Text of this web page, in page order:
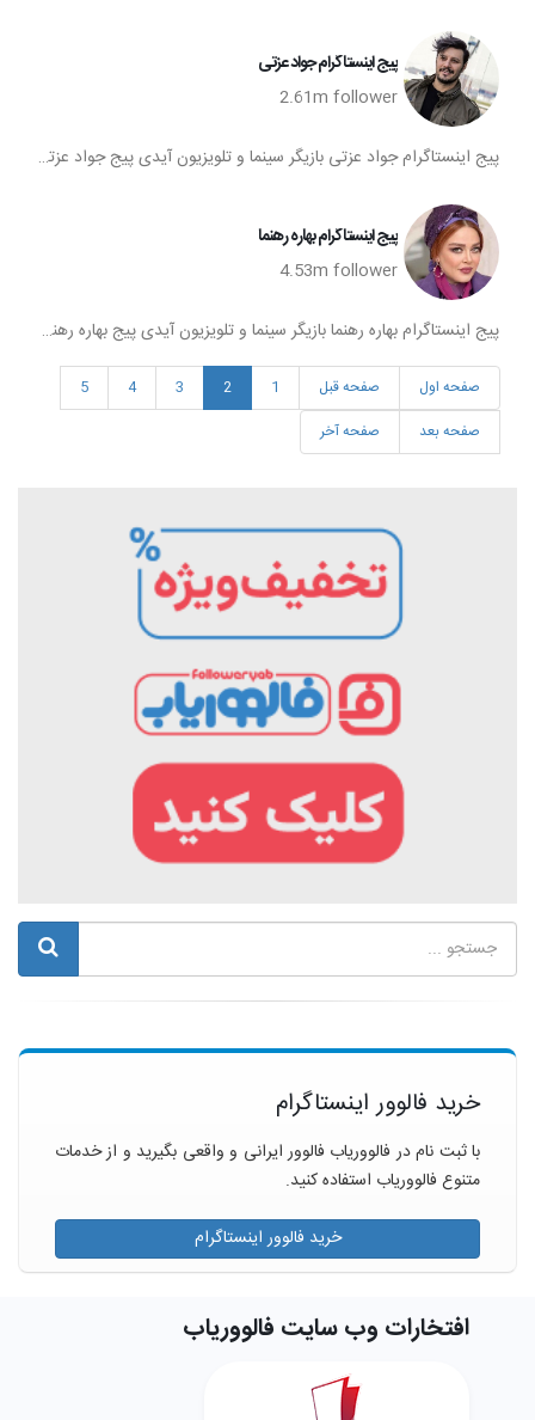
پیج اینستاگرام جواد عزتی
2.61m follower
پیج اینستاگرام جواد عزتی بازیگر سینما و تلویزیون آیدی پیج جواد عزتی اینستا جواد عزتی تعداد فالوورهای اینستاگرام جواد عزتی صفحه اینستاگرام جواد عزتی
پیج اینستاگرام بهاره رهنما
4.53m follower
پیج اینستاگرام بهاره رهنما بازیگر سینما و تلویزیون آیدی پیج بهاره رهنما اینستا بهاره رهنما تعداد فالوورهای اینستاگرام بهاره رهنما صفحه اینستاگرام بهاره رهنما بهاره رهنما اینستا
صفحه اول صفحه قبل 1
2
3
4
5
صفحه بعد
صفحه آخر
خرید فالوور اینستاگرام
با ثبت نام در فالووریاب فالوور ایرانی و واقعی بگیرید و از خدمات
متنوع فالووریاب استفاده کنید.
خرید فالوور اینستاگرام
افتخارات وب سایت فالووریاب